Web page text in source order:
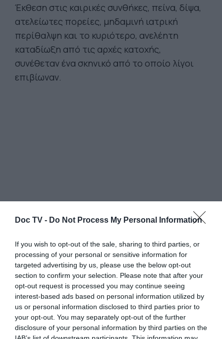
Doc TV - Do Not Process My Personal Information
If you wish to opt-out of the sale, sharing to third parties, or
processing of your personal or sensitive information for
targeted advertising by us, please use the below opt-out
section to confirm your selection. Please note that after your
opt-out request is processed you may continue seeing
interest-based ads based on personal information utilized by
us or personal information disclosed to third parties prior to
your opt-out. You may separately opt-out of the further
disclosure of your personal information by third parties on the
Έκθεση στις καιρικές συνθήκες, πείνα, δίψα,
ατελείωτες πορείες, μηδαμινή ιατρική
περίθαλψη και το κυριότερο, ανελέητη
καταδίωξη από τις αρχές κατοχής,
συνέθεταν ένα σκηνικό από το οποίο λίγοι
επιβίωναν.
Όπως λοιπόν τα κεφάλια, οι ουρές, τα
πόδια και οι γούνες των αλεπούδων και
των τσακαλιών κρέμονταν έξω από τα
εργαστήριαεπεξεργασίας γούνας, ως
απόδειξη της ποιότητας του προϊόντος,
έτσι και κομμένα κεφάλια ανταρτών
εκτίθονταν στις πλατείες των χωριών, ως